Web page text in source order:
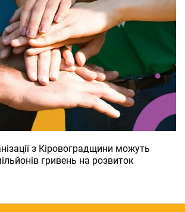
з Кіровоградщини можуть
гривень на розвиток